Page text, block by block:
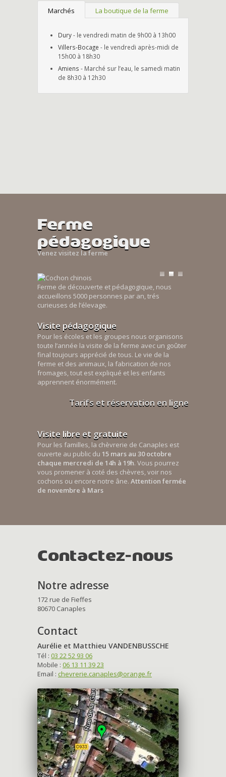
Marchés La boutique de la ferme
Dury- le vendredi matin de 9h00 à 13h00
Villers-Bocage - le vendredi après-midi de
15h00 à 18h30
Amiens - Marché sur l’eau, le samedi matin
de 8h30 à 12h30
Ferme
pédagogique
Venez visitez la ferme
Ferme de découverte et pédagogique, nous
accueillons 5000 personnes par an, trés
curieuses de l’élevage.
Visite pédagogique
Pour les écoles et les groupes nous organisons
toute l’année la visite de la ferme avec un goûter
final toujours apprécié de tous. Le vie de la
ferme et des animaux, la fabrication de nos
fromages, tout est expliqué et les enfants
apprennent énormément.
Tarifs et réservation en ligne
Visite libre et gratuite
Pour les familles, la chèvrerie de Canaples est
ouverte au public du 15 mars au 30 octobre
chaque mercredi de 14h à 19h. Vous pourrez
vous promener à coté des chèvres, voir nos
cochons ou encore notre âne. Attention fermée
de novembre à Mars
Contactez-nous
Notre adresse
172 rue de Fieffes
80670 Canaples
Contact
Aurélie et Matthieu VANDENBUSSCHE
Tél : 03 22 52 93 06
Mobile : 06 13 11 39 23
Email : chevrerie.canaples@orange.fr